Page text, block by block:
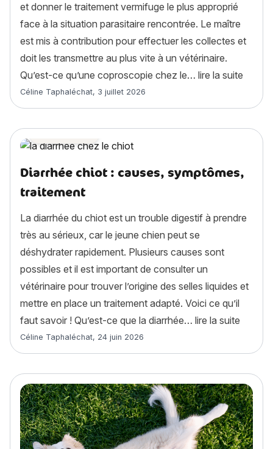
et donner le traitement vermifuge le plus approprié
face à la situation parasitaire rencontrée. Le maître
est mis à contribution pour effectuer les collectes et
doit les transmettre au plus vite à un vétérinaire.
Qu’est-ce qu’une coproscopie chez le… lire la suite
Article rédigé par
Céline Taphaléchat, 3 juillet 2026
Diarrhée chiot : causes, symptômes,
traitement
La diarrhée du chiot est un trouble digestif à prendre
très au sérieux, car le jeune chien peut se
déshydrater rapidement. Plusieurs causes sont
possibles et il est important de consulter un
vétérinaire pour trouver l’origine des selles liquides et
mettre en place un traitement adapté. Voici ce qu’il
faut savoir ! Qu’est-ce que la diarrhée… lire la suite
Article rédigé par
Céline Taphaléchat, 24 juin 2026